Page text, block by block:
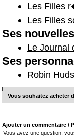
Les Filles
Les Filles
Ses nouvelles
Le Journal
Ses
Robin
Vous souhaitez acheter
Ajouter un commentaire /
Vous avez une question,